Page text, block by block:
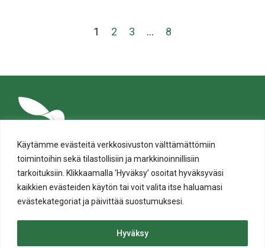
Käytämme evästeitä verkkosivuston välttämättömiin
toimintoihin sekä tilastollisiin ja markkinoinnillisiin
tarkoituksiin. Klikkaamalla ‘Hyväksy’ osoitat hyväksyväsi
kaikkien evästeiden käytön tai voit valita itse haluamasi
evästekategoriat ja päivittää suostumuksesi.
Hyväksy
1 2 3 … 8